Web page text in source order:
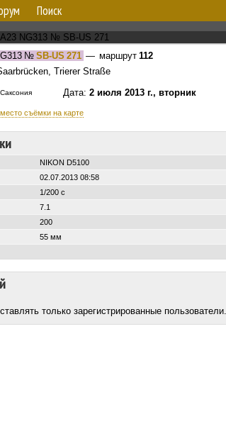
Поиск
№ SB-US 271 — маршрут 112
Trierer Straße
Дата: 2 июля 2013 г., вторник
съёмки на карте
NIKON D5100
02.07.2013 08:58
1/200 с
7.1
200
55 мм
только зарегистрированные пользователи.